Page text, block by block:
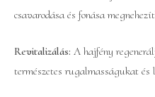
csavarodása és fonása
Revitalizálás: A hajfény
természetes rugalmasságukat